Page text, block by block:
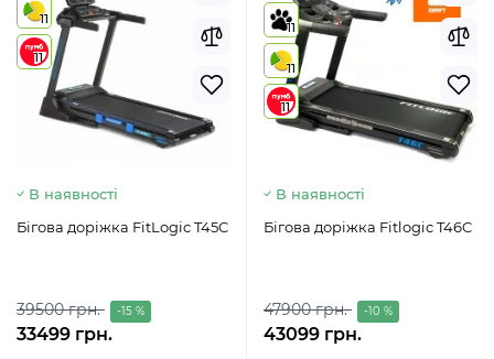
11
11
В наявності
Бігова доріжка FitLogic T45C
39500 грн. -15 %
33499 грн.
11
11
11
В наявності
Бігова доріжка Fitlogic T46C
47900 грн. -10 %
43099 грн.